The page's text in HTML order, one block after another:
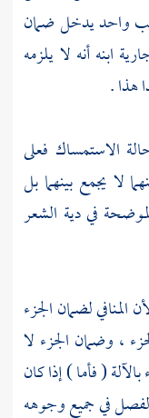
واحد يدخل ضمان
ابنه أنه لا يلزمه
هذا .
الاستمساك فعلى
لا يجمع بينهما بل
في دية الشعر
المنافي لضمان الجزء
، وضمان الجزء لا
( فأما ) إذا كان
في جميع وجوهه